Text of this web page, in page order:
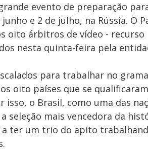
evento de preparação
e 2 de julho, na Rússia. O
oito árbitros de vídeo - recurso
nesta quinta-feira pela
para trabalhar no
oito países que se qualificaram
isso, o Brasil, como uma das
seleção mais vencedora da
ter um trio do apito